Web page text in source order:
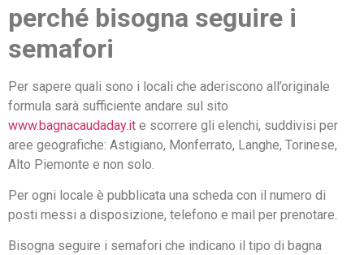
perché bisogna seguire i
semafori
Per sapere quali sono i locali che aderiscono all’originale
formula sarà sufficiente andare sul sito
www.bagnacaudaday.it e scorrere gli elenchi, suddivisi per
aree geografiche: Astigiano, Monferrato, Langhe, Torinese,
Alto Piemonte e non solo.
Per ogni locale è pubblicata una scheda con il numero di
posti messi a disposizione, telefono e mail per prenotare.
Bisogna seguire i semafori che indicano il tipo di bagna